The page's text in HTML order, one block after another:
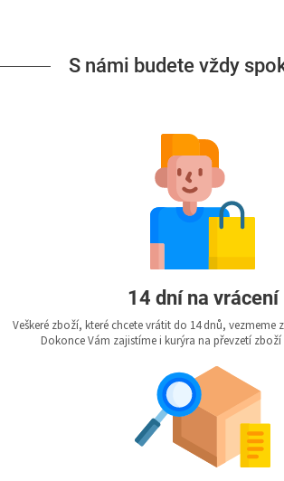
S námi budete vždy
14 dní na vrácení
Veškeré zboží, které chcete vrátit do 14 dnů, vezmeme
Dokonce Vám zajistíme i kurýra na převzetí